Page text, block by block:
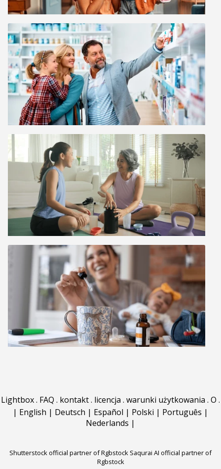
Lightbox. FAQ . kontakt. licencja . warunki użytkowania . O .
| English | Deutsch | Español | Polski | Português |
Nederlands |
Shutterstock official partner of Rgbstock Saqurai AI official partner of
Rgbstock